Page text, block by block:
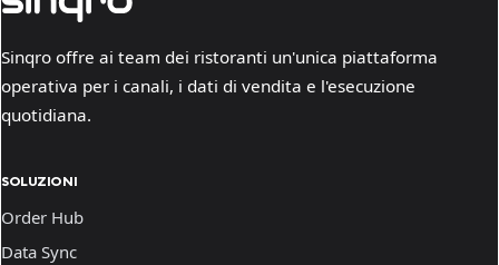
Sinqro offre ai team dei ristoranti un'unica piattaforma
operativa per i canali, i dati di vendita e l'esecuzione
quotidiana.
SOLUZIONI
Order Hub
Data Sync